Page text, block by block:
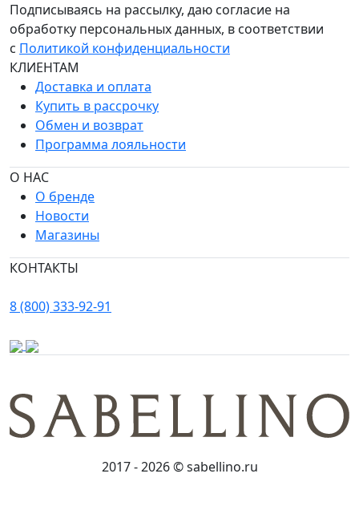
Подписываясь на рассылку, даю согласие на
обработку персональных данных, в соответствии
с Политикой конфиденциальности
КЛИЕНТАМ
Доставка и оплата
Купить в рассрочку
Обмен и возврат
Программа лояльности
О НАС
О бренде
Новости
Магазины
КОНТАКТЫ
8 (800) 333-92-91
2017 - 2026 © sabellino.ru